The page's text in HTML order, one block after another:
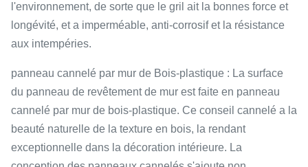
l'environnement, de sorte que le gril ait la bonnes force et
longévité, et a imperméable, anti-corrosif et la résistance
aux intempéries.
panneau cannelé par mur de Bois-plastique : La surface
du panneau de revêtement de mur est faite en panneau
cannelé par mur de bois-plastique. Ce conseil cannelé a la
beauté naturelle de la texture en bois, la rendant
exceptionnelle dans la décoration intérieure. La